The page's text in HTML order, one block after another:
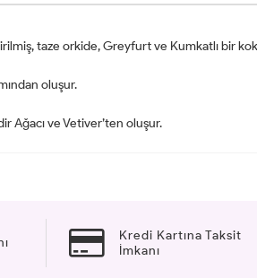
taze orkide, Greyfurt ve Kumkatlı bir
oluşur.
Ağacı ve Vetiver’ten oluşur.
Kredi Kartına Taksit
İmkanı